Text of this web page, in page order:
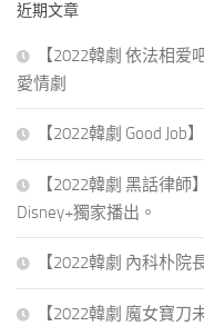
字:
近期文章
【2022韓劇 依法相
愛情劇
【2022韓劇 Good
【2022韓劇 黑話律
Disney+獨家播出。
【2022韓劇 內科朴
【2022韓劇 魔女寶